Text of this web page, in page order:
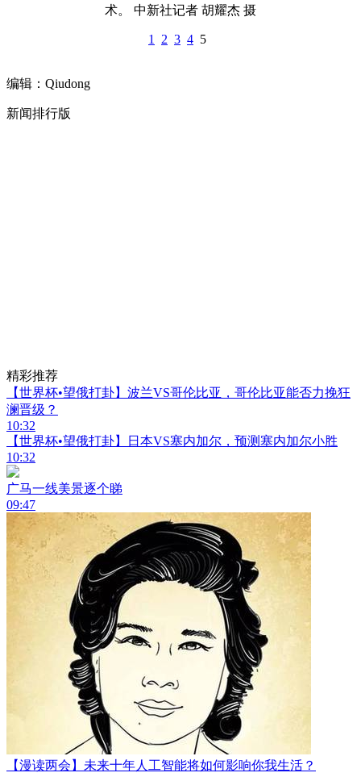
术。 中新社记者 胡耀杰 摄
1 2 3 4 5
编辑：Qiudong
新闻排行版
精彩推荐
【世界杯•望俄打卦】波兰VS哥伦比亚，哥伦比亚能否力挽狂
澜晋级？
10:32
【世界杯•望俄打卦】日本VS塞内加尔，预测塞内加尔小胜
10:32
广马一线美景逐个睇
09:47
【漫读两会】未来十年人工智能将如何影响你我生活？